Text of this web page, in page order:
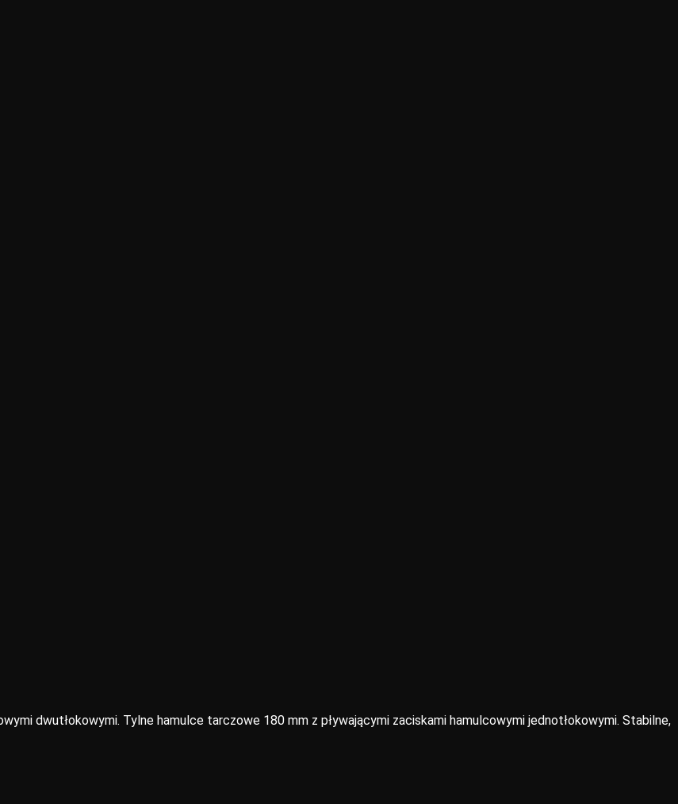
dwutłokowymi. Tylne hamulce tarczowe 180 mm z pływającymi zaciskami hamulcowymi jednotłokowymi. Stabilne,